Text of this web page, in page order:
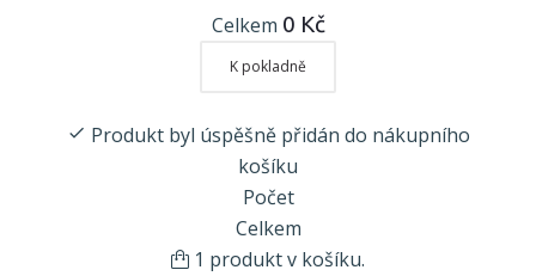
Celkem 0 Kč
K pokladně
Produkt byl úspěšně přidán do nákupního
košíku
Počet
Celkem
1 produkt v košíku.